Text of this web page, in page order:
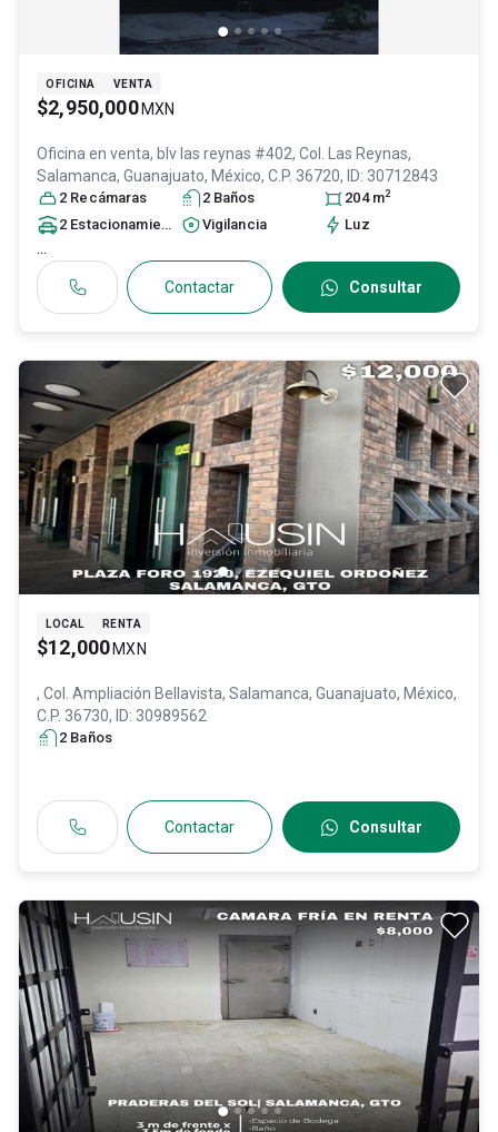
OFICINA VENTA
$2,950,000 MXN
Oficina en venta, blv las reynas #402, Col. Las Reynas,
Salamanca, Guanajuato, México, C.P. 36720, ID: 30712843
2 Recámaras 2 Baños 204 m2
2 Estacionamiento s Vigilancia Luz
...
Contactar Consultar
LOCAL RENTA
$12,000 MXN
, Col. Ampliación Bellavista, Salamanca, Guanajuato, México,
C.P. 36730, ID: 30989562
2 Baños
Contactar Consultar